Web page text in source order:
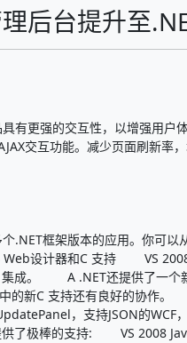
后台提升至
有更强的交互性，以增强用户
交互功能。减少页面刷新率，
.NET框架版本的应用。你可
设计器和C 支持 VS 2008包
集成。 A .NET还提供了一个
中的新C 支持还有良好的协
，支持JSON的
提供了极棒的支持: VS